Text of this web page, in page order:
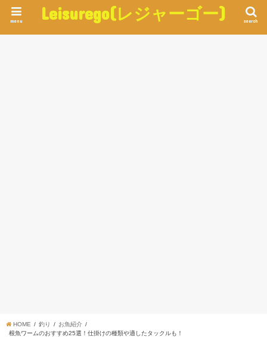
Leisurego(レジャーゴー) search
menu
HOME 釣り
お魚紹介
根魚ワームのおすすめ25選！仕掛けの種類や適したタックルも！